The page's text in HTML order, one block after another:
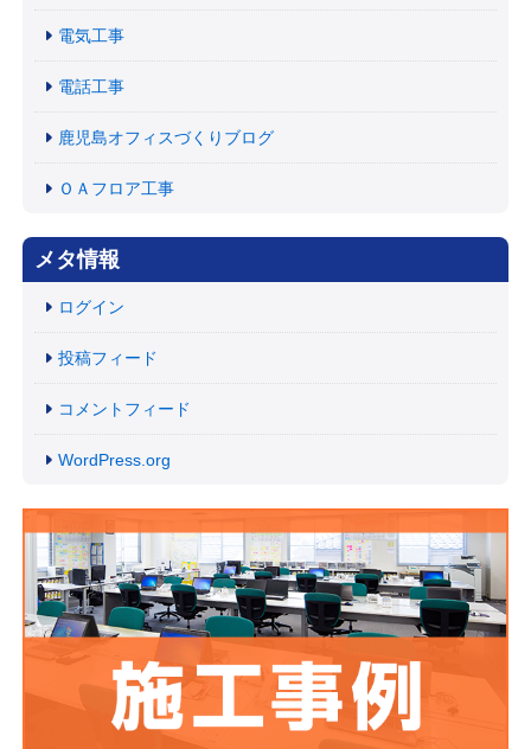
電気工事
電話工事
鹿児島オフィスづくりブログ
ＯＡフロア工事
メタ情報
ログイン
投稿フィード
コメントフィード
WordPress.org